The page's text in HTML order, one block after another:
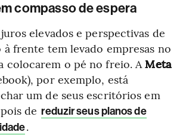
compasso de espera
elevados e perspectivas de
à frente tem levado empresas no
colocarem o pé no freio. AMeta
por exemplo, está
um de seus escritórios em
de reduzir seus planos de
.